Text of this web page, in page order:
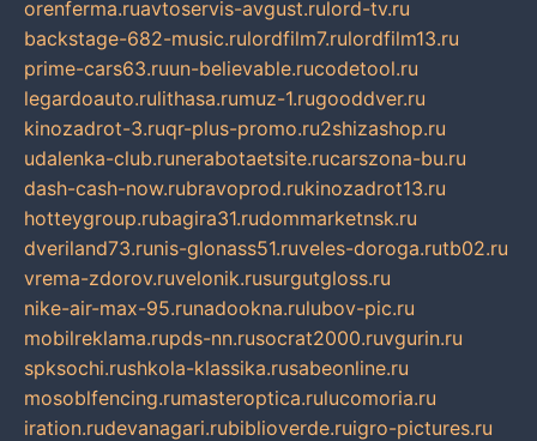
orenferma.ruavtoservis-avgust.rulord-tv.ru
backstage-682-music.rulordfilm7.rulordfilm13.ru
prime-cars63.ruun-believable.rucodetool.ru
legardoauto.rulithasa.rumuz-1.rugooddver.ru
kinozadrot-3.ruqr-plus-promo.ru2shizashop.ru
udalenka-club.runerabotaetsite.rucarszona-bu.ru
dash-cash-now.rubravoprod.rukinozadrot13.ru
hotteygroup.rubagira31.rudommarketnsk.ru
dveriland73.runis-glonass51.ruveles-doroga.rutb02.ru
vrema-zdorov.ruvelonik.rusurgutgloss.ru
nike-air-max-95.runadookna.rulubov-pic.ru
mobilreklama.rupds-nn.rusocrat2000.ruvgurin.ru
spksochi.rushkola-klassika.rusabeonline.ru
mosoblfencing.rumasteroptica.rulucomoria.ru
iration.rudevanagari.rubiblioverde.ruigro-pictures.ru